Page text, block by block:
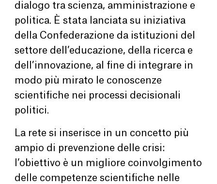
dialogo tra scienza, amministrazione e
politica. È stata lanciata su iniziativa
della Confederazione da istituzioni del
settore dell’educazione, della ricerca e
dell’innovazione, al fine di integrare in
modo più mirato le conoscenze
scientifiche nei processi decisionali
politici.
La rete si inserisce in un concetto più
ampio di prevenzione delle crisi:
l’obiettivo è un migliore coinvolgimento
delle competenze scientifiche nelle